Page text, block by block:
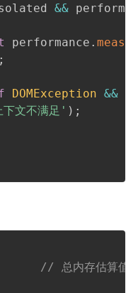
&&
performance .
;
DOMException &&
下文不满足' ) ;
// 总内存估算值